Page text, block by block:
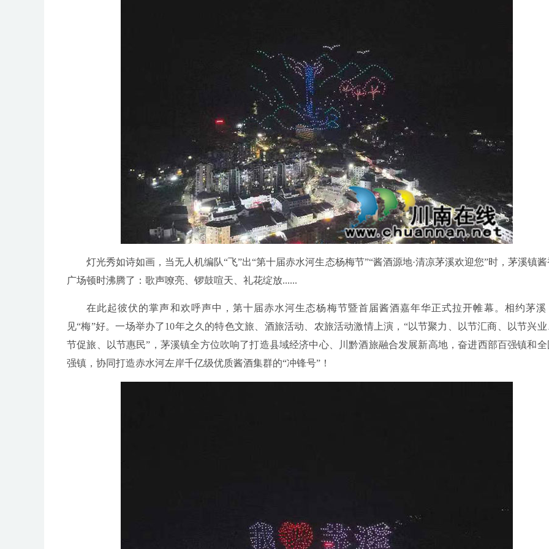
灯光秀如诗如画，当无人机编队“飞”出“第十届赤水河生态杨梅节”“酱酒源地·清凉茅溪欢迎您”时，茅溪镇
广场顿时沸腾了：歌声嘹亮、锣鼓喧天、礼花绽放......
在此起彼伏的掌声和欢呼声中，第十届赤水河生态杨梅节暨首届酱酒嘉年华正式拉开帷幕。相约茅溪
见“梅”好。一场举办了10年之久的特色文旅、酒旅活动、农旅活动激情上演，“以节聚力、以节汇商、以节兴
节促旅、以节惠民”，茅溪镇全方位吹响了打造县域经济中心、川黔酒旅融合发展新高地，奋进西部百强镇和全
强镇，协同打造赤水河左岸千亿级优质酱酒集群的“冲锋号”！